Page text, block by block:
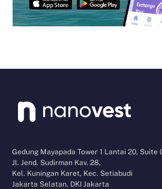
Gedung Mayapada Tower 1 Lantai 20, Suite
Jl. Jend. Sudirman Kav. 28,
Kel. Kuningan Karet, Kec. Setiabudi
Jakarta Selatan, DKI Jakarta